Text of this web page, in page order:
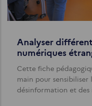
Analyser
numériques
Cette fiche
main pour sensibiliser
désinformation et des